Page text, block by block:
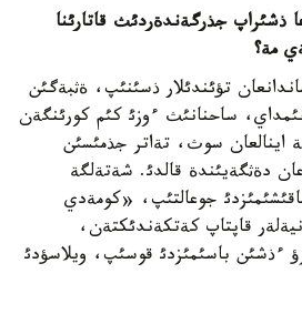
ذشئراپ جذرگةندةردئث قاتارئنا
مة؟
تؤئندئلار ذسئنئپ، ةثبةگئن
ساحنانئث ءوزئ كئم كورئنگةن
اينالعان سوث، تةاتر جذمئسئن
دةثگةيئندة قالدئ. شةتةلگة
جوعالتئپ، «كومةدي
قاپتاپ كةتكةندئكتةن،
ءذشئن باسئمئزدئ قوسئپ، ويلاسؤدئ